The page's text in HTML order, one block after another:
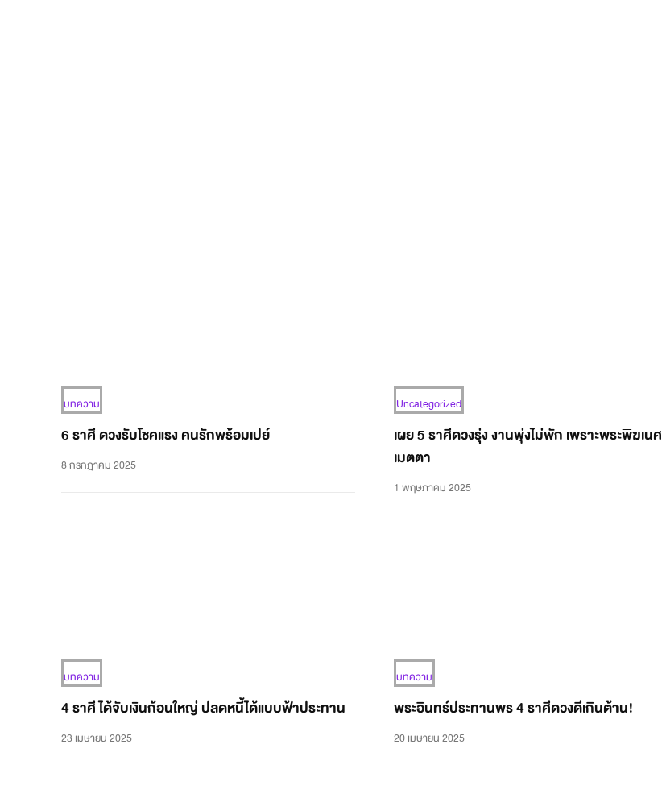
บทความ
6 ราศี ดวงรับโชคแรง คนรักพร้อมเปย์
8 กรกฎาคม 2025
Uncategorized
เผย 5 ราศีดวงรุ่ง งานพุ่งไม่พัก เพราะพระพิฆเนศ
เมตตา
1 พฤษภาคม 2025
บทความ
4 ราศี ได้จับเงินก้อนใหญ่ ปลดหนี้ได้แบบฟ้าประทาน
23 เมษายน 2025
บทความ
พระอินทร์ประทานพร 4 ราศีดวงดีเกินต้าน!
20 เมษายน 2025